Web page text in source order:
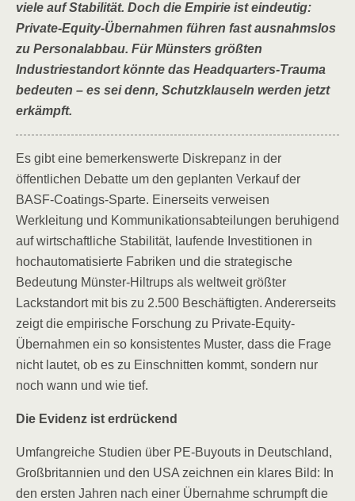
viele auf Stabilität. Doch die Empirie ist eindeutig:
Private-Equity-Übernahmen führen fast ausnahmslos
zu Personalabbau. Für Münsters größten
Industriestandort könnte das Headquarters-Trauma
bedeuten – es sei denn, Schutzklauseln werden jetzt
erkämpft.
Es gibt eine bemerkenswerte Diskrepanz in der
öffentlichen Debatte um den geplanten Verkauf der
BASF-Coatings-Sparte. Einerseits verweisen
Werkleitung und Kommunikationsabteilungen beruhigend
auf wirtschaftliche Stabilität, laufende Investitionen in
hochautomatisierte Fabriken und die strategische
Bedeutung Münster-Hiltrups als weltweit größter
Lackstandort mit bis zu 2.500 Beschäftigten. Andererseits
zeigt die empirische Forschung zu Private-Equity-
Übernahmen ein so konsistentes Muster, dass die Frage
nicht lautet, ob es zu Einschnitten kommt, sondern nur
noch wann und wie tief.
Die Evidenz ist erdrückend
Umfangreiche Studien über PE-Buyouts in Deutschland,
Großbritannien und den USA zeichnen ein klares Bild: In
den ersten Jahren nach einer Übernahme schrumpft die